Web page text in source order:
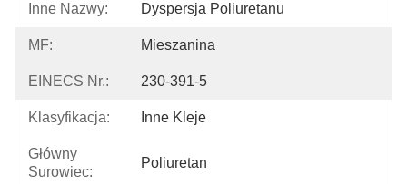
Inne Nazwy: Dyspersja Poliuretanu
MF: Mieszanina
EINECS Nr.: 230-391-5
Klasyfikacja: Inne Kleje
Główny
Surowiec:
Poliuretan